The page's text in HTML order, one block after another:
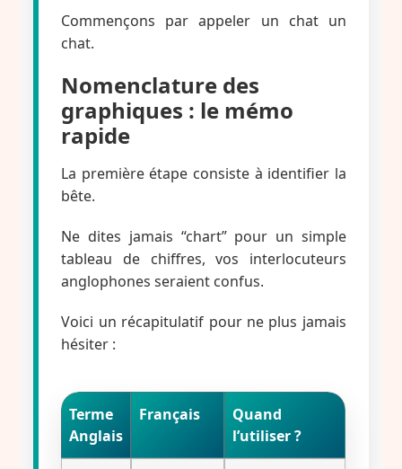
Commençons par appeler un chat un
chat.
Nomenclature des
graphiques : le mémo
rapide
La première étape consiste à identifier la
bête.
Ne dites jamais “chart” pour un simple
tableau de chiffres, vos interlocuteurs
anglophones seraient confus.
Voici un récapitulatif pour ne plus jamais
hésiter :
Terme
Anglais
Français
Quand
l’utiliser ?